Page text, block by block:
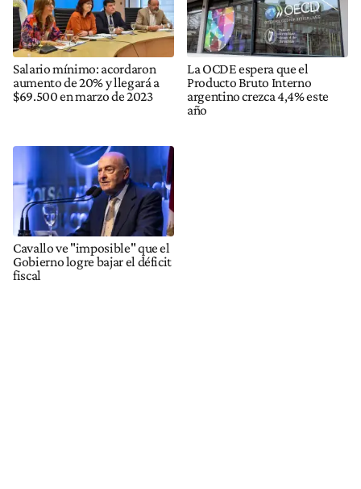
Salario mínimo: acordaron
aumento de 20% y llegará a
$69.500 en marzo de 2023
La OCDE espera que el
Producto Bruto Interno
argentino crezca 4,4% este
año
Cavallo ve "imposible" que el
Gobierno logre bajar el déficit
fiscal